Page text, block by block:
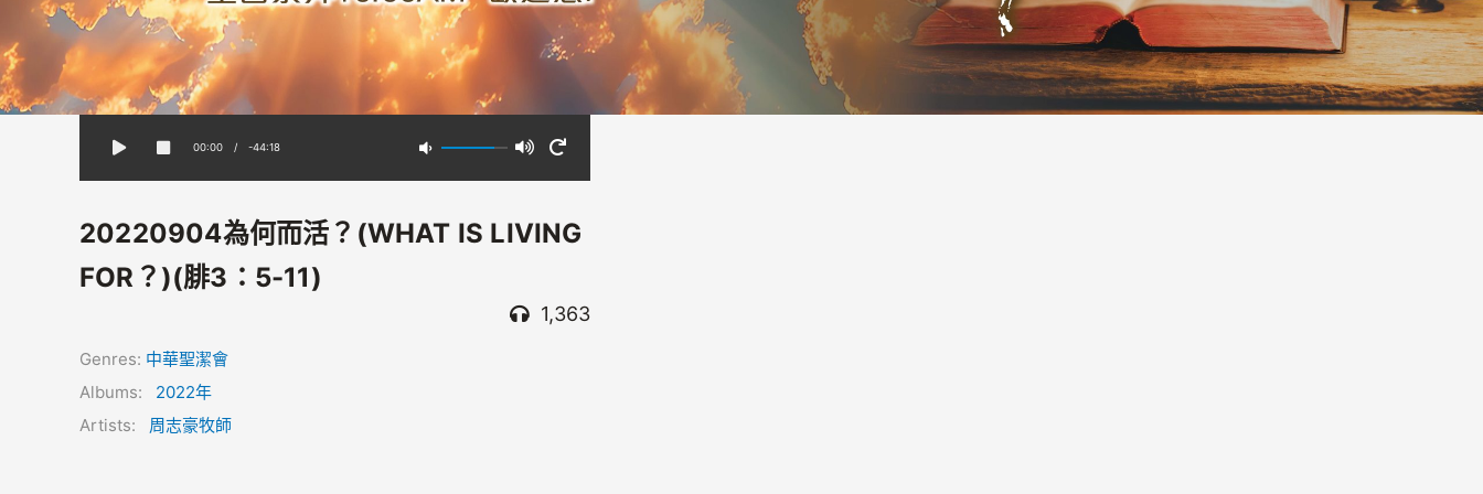
00:00 / -44:18
20220904為何而活？(WHAT IS LIVING
FOR？)(腓3：5-11)
1,363
Genres: 中華聖潔會
Albums: 2022年
Artists: 周志豪牧師